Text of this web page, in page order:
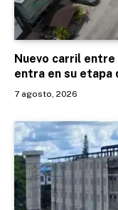
Nuevo carril entre
entra en su
7 agosto, 2026